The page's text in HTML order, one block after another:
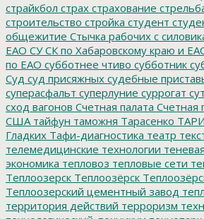
страйкбол страх страхование
строительство стройка студент
общежитие Стычка рабочих с
ЕАО СУ СК по Хабаровскому краю и
по ЕАО субботнее чтиво субботник
Суд суд присяжных судебные
суперасфальт суперлуние суррогат
сход вагонов Счетная палата Счетная
США тайфун таможня Тарасенко ТАРИ
Гладких Тафи-диагностика театр
телемедицинские технологии
экономика тепловоз тепловые сети
Теплоозерск Теплоозёрск
Теплоозерский цементный завод
территория действий терроризм